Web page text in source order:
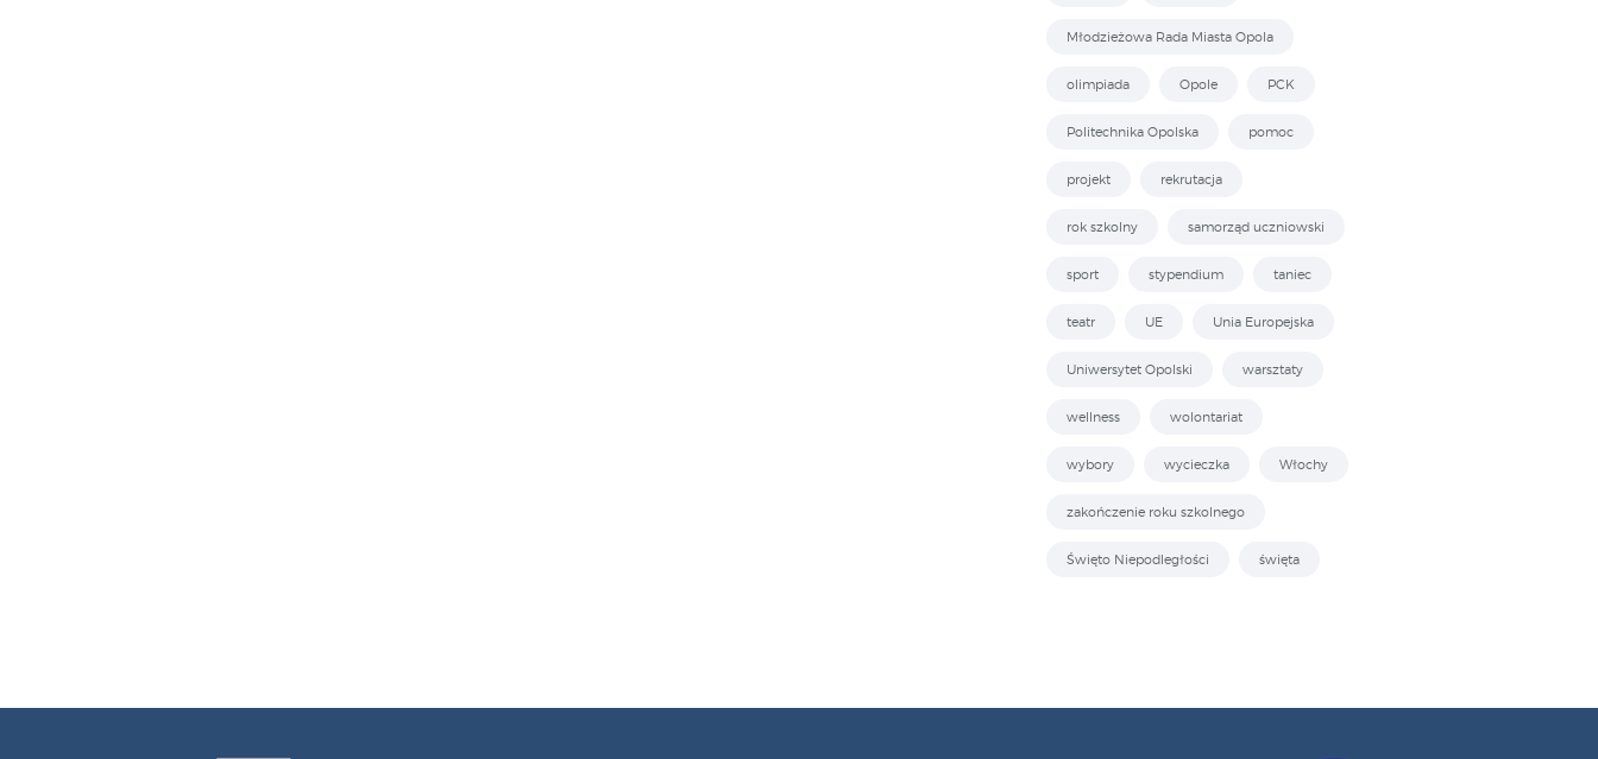
Młodzieżowa Rada Miasta Opola
olimpiada Opole PCK
Politechnika Opolska pomoc
projekt rekrutacja
rok szkolny samorząd uczniowski
sport stypendium taniec
teatr UE Unia Europejska
Uniwersytet Opolski warsztaty
wellness wolontariat
wybory wycieczka Włochy
zakończenie roku szkolnego
Święto Niepodległości święta